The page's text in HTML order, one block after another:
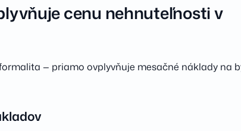
cenu nehnuteľnosti v
— priamo ovplyvňuje mesačné náklady na